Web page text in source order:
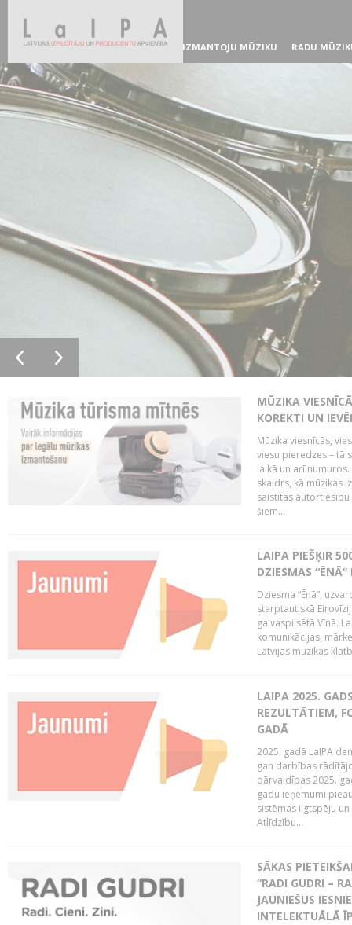
IZMANTOJU MŪZIKU RADU
MŪZIKA
KOREKTI UN
Mūzika viesnīcās,
viesu pieredzes – tā
laikā un arī
skaidrs, kā mūzikas
saistītās
šiem...
LAIPA PIEŠĶIR
DZIESMAS
Dziesma “Ēnā”,
starptautiskā
galvaspilsētā Vīnē.
komunikācijas,
Latvijas mūzikas
LAIPA 2025.
REZULTĀTIEM,
GADĀ
2025. gadā LaIPA
gan darbības
pārvaldības 2025.
gadu ieņēmumi
sistēmas ilgtspēju
Atlīdzību...
SĀKAS
“RADI GUDRI –
JAUNIEŠUS
INTELEKTUĀLĀ